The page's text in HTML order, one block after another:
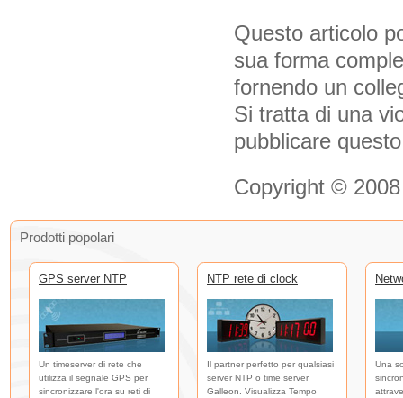
Questo articolo
sua forma
fornendo un
Si tratta di una
pubblicare
Copyright © 2008
Prodotti popolari
GPS server NTP
Un timeserver di rete che
utilizza il segnale GPS per
sincronizzare l'ora su reti di
NTP rete di clock
Il partner perfetto per qualsiasi
server NTP o time server
Galleon. Visualizza Tempo
Una